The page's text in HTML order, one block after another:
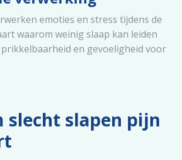
emoties en stress tijdens de
waarom weinig slaap kan leiden
en gevoeligheid voor
slecht slapen pijn